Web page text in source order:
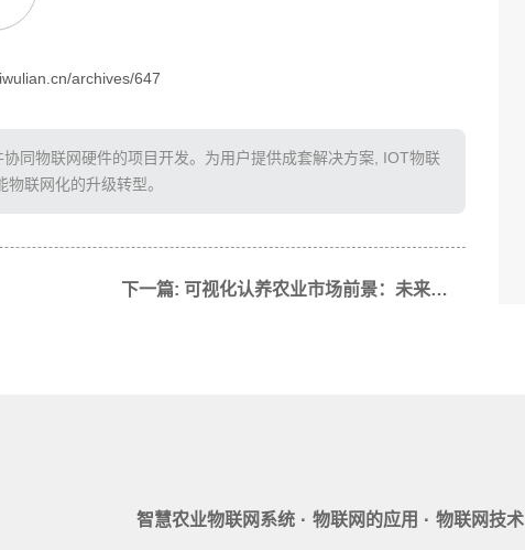
archives/647
同物联网硬件的项目开发。为用户提供成套解决方案, IOT物联
联网化的升级转型。
下一篇: 可视化认养农业市场前景：未来农业的新趋势与机遇
智慧农业物联网系统 · 物联网的应用 · 物联网技术